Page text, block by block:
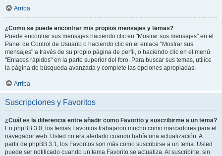
Arriba
¿Como se puede encontrar mis propios mensajes y temas?
Puede encontrar sus mensajes haciendo clic en "Mostrar sus mensajes" en el
Panel de Control de Usuario o haciendo clic en el enlace "Mostrar sus
mensajes" a través de su propio página de perfil, o haciendo clic en el menú
"Enlaces rápidos" en la parte superior del foro. Para buscar sus temas, utilice
la página de búsqueda avanzada y complete las opciones apropiadas.
Arriba
Suscripciones y Favoritos
¿Cuál es la diferencia entre añadir como Favorito y suscribirme a un tema?
En phpBB 3.0, los temas Favoritos trabajaron mucho como marcadores para el
navegador web. Usted no era alertado cuando había una actualización. A
partir de phpBB 3.1, los Favoritos son más como suscribirse a un tema. Usted
puede ser notificado cuando un tema Favorito se actualiza. Al suscribirte, sin